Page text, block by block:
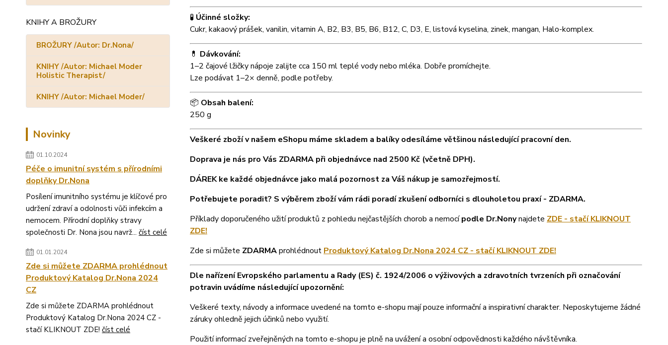
KNIHY A BROŽURY
BROŽURY /Autor: Dr.Nona/
KNIHY /Autor: Michael Moder
Holistic Therapist/
KNIHY /Autor: Michael Moder/
Novinky
01.10.2024
Péče o imunitní systém s přírodními
doplňky Dr.Nona
Posílení imunitního systému je klíčové pro
udržení zdraví a odolnosti vůči infekcím a
nemocem. Přírodní doplňky stravy
společnosti Dr. Nona jsou navrž... číst celé
01.01.2024
Zde si můžete ZDARMA prohlédnout
Produktový Katalog Dr.Nona 2024
CZ
Zde si můžete ZDARMA prohlédnout
Produktový Katalog Dr.Nona 2024 CZ -
stačí KLIKNOUT ZDE! číst celé
🧪 Účinné složky:
Cukr, kakaový prášek, vanilin, vitamin A, B2, B3, B5, B6, B12, C, D3, E, listová kyselina, zinek, mangan, Halo-komplex.
💊 Dávkování:
1–2 čajové lžičky nápoje zalijte cca 150 ml teplé vody nebo mléka. Dobře promíchejte.
Lze podávat 1–2× denně, podle potřeby.
📦 Obsah balení:
250 g
Veškeré zboží v našem eShopu máme skladem a balíky odesíláme většinou následující pracovní den.
Doprava je nás pro Vás ZDARMA při objednávce nad 2500 Kč (včetně DPH).
DÁREK ke každé objednávce jako malá pozornost za Váš nákup je samozřejmostí.
Potřebujete poradit? S výběrem zboží vám rádi poradí zkušení odborníci s dlouholetou praxí - ZDARMA.
Příklady doporučeného užití produktů z pohledu nejčastějších chorob a nemocípodle Dr.Nonynajdete ZDE - stačí KLIKNOUT
ZDE!
Zde si můžete ZDARMAprohlédnout Produktový Katalog Dr.Nona 2024 CZ - stačí KLIKNOUT ZDE!
Dle nařízení Evropského parlamentu a Rady (ES) č. 1924/2006 o výživových a zdravotních tvrzeních při označování
potravin uvádíme následující upozornění:
Veškeré texty, návody a informace uvedené na tomto e-shopu mají pouze informační a inspirativní charakter. Neposkytujeme žádné
záruky ohledně jejich účinků nebo využití.
Použití informací zveřejněných na tomto e-shopu je plně na uvážení a osobní odpovědnosti každého návštěvníka.